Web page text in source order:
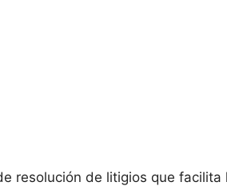
resolución de litigios que facilita